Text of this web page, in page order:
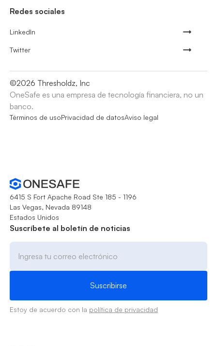
Redes sociales
LinkedIn
Twitter
©2026 Thresholdz, Inc
OneSafe es una empresa de tecnología financiera, no un
banco.
Términos de usoPrivacidad de datosAviso legal
6415 S Fort Apache Road Ste 185 - 1196
Las Vegas, Nevada 89148
Estados Unidos
Suscríbete al boletín de noticias
Estoy de acuerdo con la política de privacidad